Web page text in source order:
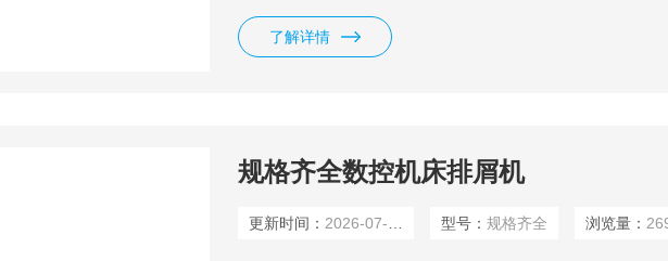
了解详情
规格齐全数控机床排屑机
更新时间： 2026-07-14 型号：规格齐全 浏览量：